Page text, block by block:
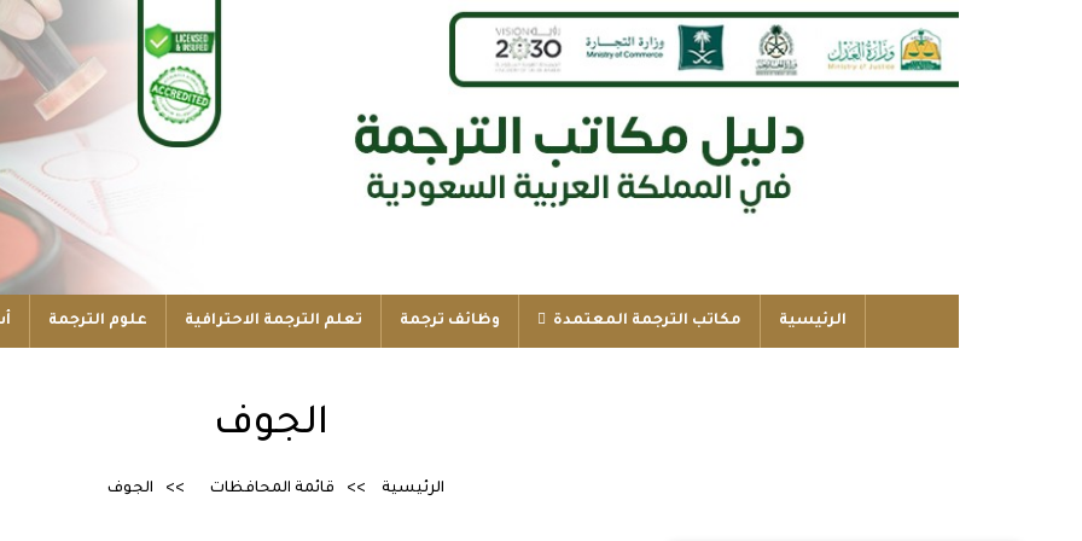
الرئيسية مكاتب الترجمة المعتمدة وظائف ترجمة تعلم الترجمة الاحترافية علوم الترجمة
الجوف
الرئيسية قائمة المحافظات الجوف